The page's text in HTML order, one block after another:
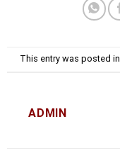
This entry was posted in
ADMIN